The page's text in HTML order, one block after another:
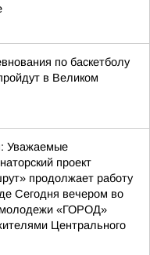
по баскетболу
в Великом
Уважаемые
проект
продолжает работу
Сегодня вечером во
молодежи «ГОРОД»
Центрального